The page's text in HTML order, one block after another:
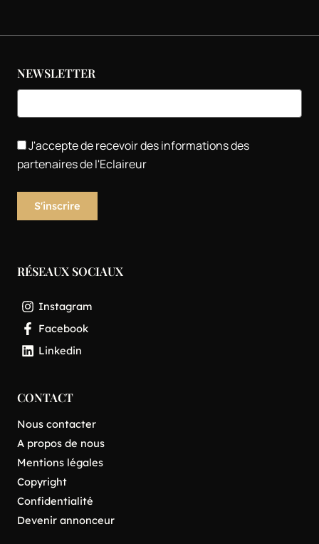
NEWSLETTER
J'accepte de recevoir des informations des
partenaires de l'Eclaireur
RÉSEAUX SOCIAUX
Instagram
Facebook
Linkedin
CONTACT
Nous contacter
A propos de nous
Mentions légales
Copyright
Confidentialité
Devenir annonceur